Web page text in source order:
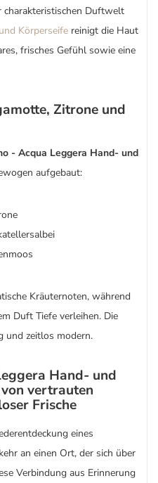
charakteristischen Duftwelt
Körperseife reinigt die Haut
frisches Gefühl sowie eine
Zitrone und
- Acqua Leggera Hand- und
aufgebaut:
Kräuternoten, während
Duft Tiefe verleihen. Die
und zeitlos modern.
Hand- und
vertrauten
Frische
eines
an einen Ort, der sich über
Verbindung aus Erinnerung